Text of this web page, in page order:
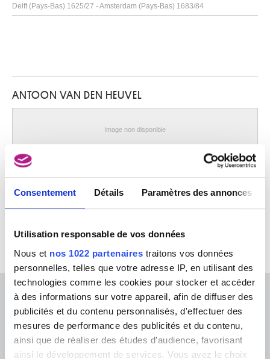
Consentement Détails Paramètres des annonces
Utilisation responsable de vos données
Nous et nos 1022 partenaires traitons vos données
personnelles, telles que votre adresse IP, en utilisant des
technologies comme les cookies pour stocker et accéder
à des informations sur votre appareil, afin de diffuser des
publicités et du contenu personnalisés, d'effectuer des
mesures de performance des publicités et du contenu,
ainsi que de réaliser des études d’audience, favorisant
ainsi le développement de services. Vous avez le choix
Delft (Pays-Bas) 1625/27 - Amsterdam (Pays-Bas) 1683/84
Schaerbeek / Bruxelles 1918 - Bruxelles 1961
Van Assche Henri
Bruxelles 1774 - 1841
van Assche Petrus
Laeken / Bruxelles 1897 - Ostende 1974
van Avont Pieter
van Baburen Dirck
Wijk-bij-Duurstede (Pays-Bas) 1594/95 - Utrecht (Pays-Bas) 1624
van Balen Hendrick
Anvers 1575 - 1632
van Balen Jan I
Anvers 1611 - 1654
van Baurscheit Jan Pieter I
ANTOON VAN DEN HEUVEL
Image non disponible
Le martyre de sainte Aurélie
À PROPOS DES MUSÉES
FAQ I Foire aux questions
Infos pratiques
Recherche
La bibliothèque